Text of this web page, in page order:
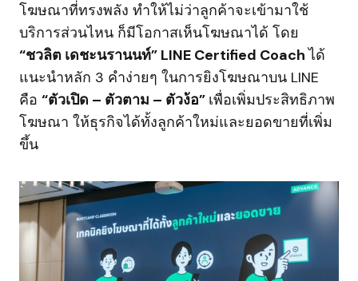
โฆษณาที่ทรงพลัง ทำให้ไม่ว่าลูกค้าจะเข้ามาใช้
บริการส่วนไหน ก็มีโอกาสเห็นโฆษณาได้ โดย
“ชวลิต เดชะนรานนท์” LINE Certified Coachได้
แนะนำหลัก 3 คำง่ายๆ ในการยิงโฆษณาบน LINE
คือ “ตัวเปิด – ตัวตาม – ตัวง้อ” เพื่อเพิ่มประสิทธิภาพ
โฆษณา ให้ธุรกิจได้ทั้งลูกค้าใหม่และยอดขายที่เพิ่ม
ขึ้น